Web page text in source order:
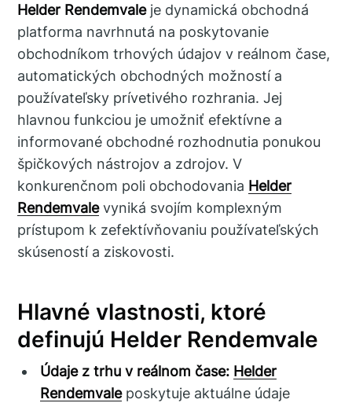
Helder Rendemvaleje dynamická obchodná
platforma navrhnutá na poskytovanie
obchodníkom trhových údajov v reálnom čase,
automatických obchodných možností a
používateľsky prívetivého rozhrania. Jej
hlavnou funkciou je umožniť efektívne a
informované obchodné rozhodnutia ponukou
špičkových nástrojov a zdrojov. V
konkurenčnom poli obchodovania Helder
Rendemvalevyniká svojím komplexným
prístupom k zefektívňovaniu používateľských
skúseností a ziskovosti.
Hlavné vlastnosti, ktoré
definujú Helder Rendemvale
Údaje z trhu v reálnom čase: Helder
Rendemvaleposkytuje aktuálne údaje